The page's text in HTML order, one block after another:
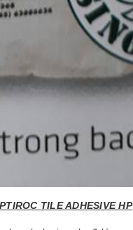
TILE ADHESIVE HP